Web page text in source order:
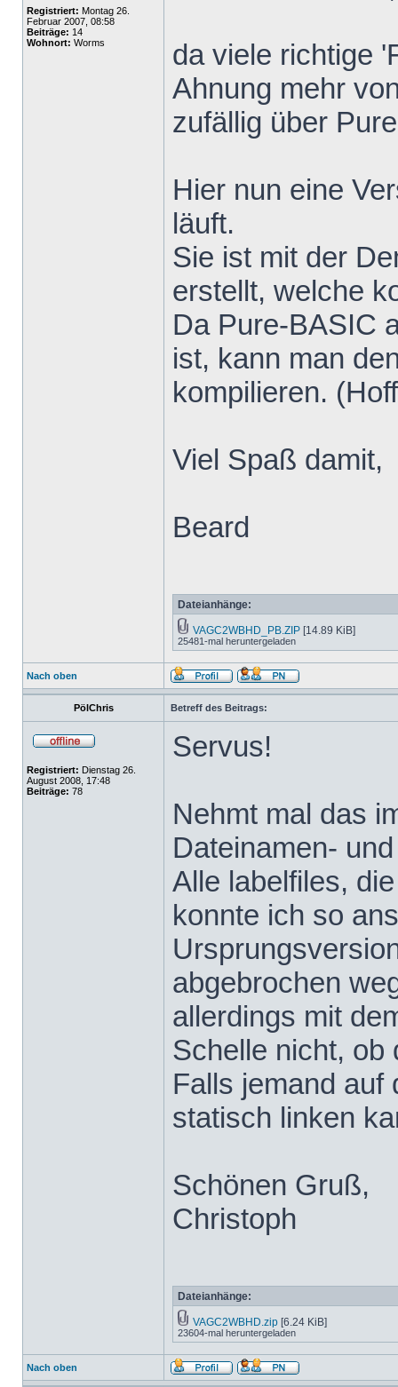
Registriert: Montag 26.
Februar 2007, 08:58
Beiträge: 14
Wohnort: Worms
da viele richtige
Ahnung mehr
zufällig über
Hier nun eine
läuft.
Sie ist mit der
erstellt, welche
Da Pure-BASIC
ist, kann man
kompilieren.
Viel Spaß damit,
Beard
Dateianhänge:
VAGC2WBHD_PB.ZIP [14.89 KiB]
25481-mal heruntergeladen
Nach oben
PölChris Betreff des Beitrags:
Registriert: Dienstag 26.
August 2008, 17:48
Beiträge: 78
Servus!
Nehmt mal das
Dateinamen-
Alle labelfiles,
konnte ich so
abgebrochen
allerdings mit
Schelle nicht, ob
Falls jemand auf
statisch linken
Schönen Gruß,
Christoph
Dateianhänge:
VAGC2WBHD.zip [6.24 KiB]
23604-mal heruntergeladen
Nach oben